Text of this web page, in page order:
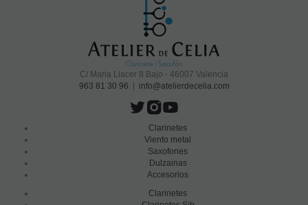
C/ Maria Llacer 8 Bajo - 46007 Valencia
963 81 30 96
info@atelierdecelia.com
Clarinetes
Viento metal
Saxofones
Dulzainas
Accesorios
Clarinetes